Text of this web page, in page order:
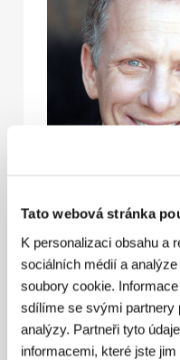
Tato webová stránka
K personalizaci obsahu a
sociálních médií a
soubory cookie.
sdílíme se svými partnery
analýzy. Partneři tyto
informacemi, které jste